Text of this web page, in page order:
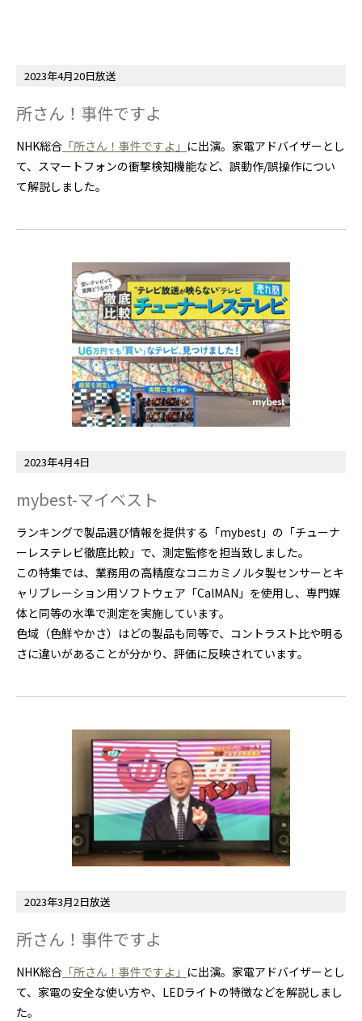
2023年4月20日放送
所さん！事件ですよ
NHK総合 「所さん！事件ですよ」 に出演。家電アドバイザーとし
て、スマートフォンの衝撃検知機能など、誤動作/誤操作につい
て解説しました。
2023年4月4日
mybest-マイベスト
ランキングで製品選び情報を提供する「mybest」の「チューナ
ーレステレビ徹底比較」で、測定監修を担当致しました。
この特集では、業務用の高精度なコニカミノルタ製センサーとキ
ャリブレーション用ソフトウェア「CalMAN」を使用し、専門媒
体と同等の水準で測定を実施しています。
色域（色鮮やかさ）はどの製品も同等で、コントラスト比や明る
さに違いがあることが分かり、評価に反映されています。
2023年3月2日放送
所さん！事件ですよ
NHK総合 「所さん！事件ですよ」 に出演。家電アドバイザーとし
て、家電の安全な使い方や、LEDライトの特徴などを解説しまし
た。